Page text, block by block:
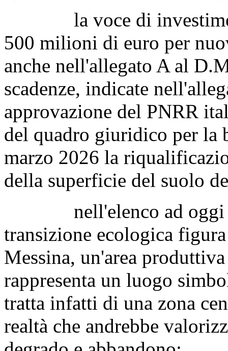
la voce di
500 milioni di euro per
anche nell'allegato A al
scadenze, indicate
approvazione del PNRR
del quadro giuridico per
marzo 2026 la
della superficie del suolo
nell'elenco ad oggi
transizione ecologica
Messina, un'area
rappresenta un luogo
tratta infatti di una zona
realtà che andrebbe